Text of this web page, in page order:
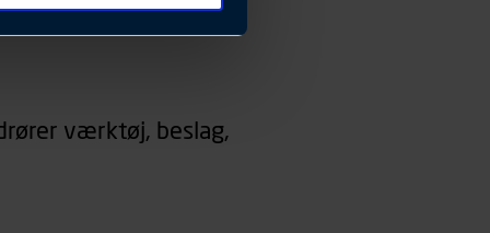
foretrukne sprog, og den
og apps med
behandles der
tidspunkt, hvad der
værktøj, beslag,